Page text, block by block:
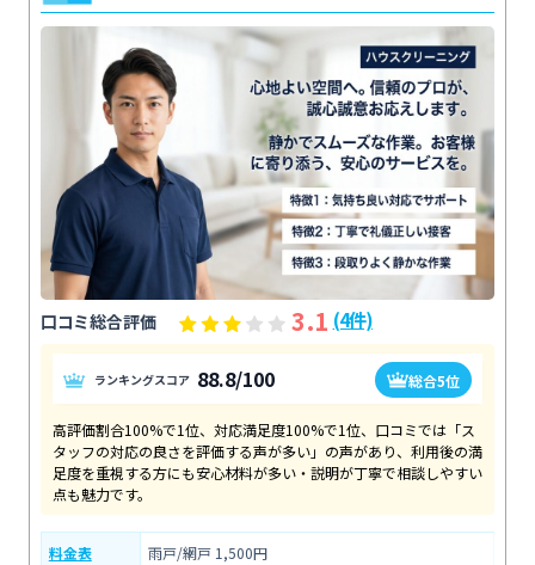
口コミ総合評価 3.1 (4件)
ランキングスコア 88.8/100 総合5位
高評価割合100%で1位、対応満足度100%で1位、口コミでは「ス
タッフの対応の良さを評価する声が多い」の声があり、利用後の満
足度を重視する方にも安心材料が多い・説明が丁寧で相談しやすい
点も魅力です。
料金表
雨戸/網戸 1,500円